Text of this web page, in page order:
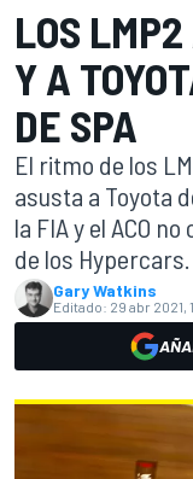
LOS
Y A
DE SPA
El ritmo de los
asusta a Toyota
la FIA y el ACO
de los Hypercars.
Gary Watkins
Editado: 29 abr 2021,